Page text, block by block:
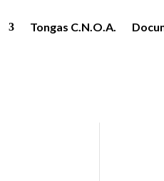
Tongas C.N.O.A.